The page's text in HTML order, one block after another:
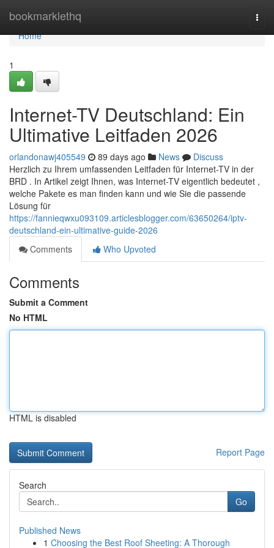
bookmarklethq
Home
Home
1
Internet-TV Deutschland: Ein
Ultimative Leitfaden 2026
orlandonawj405549 89 days ago News
Discuss
Herzlich zu Ihrem umfassenden Leitfaden für Internet-TV in der
BRD . In Artikel zeigt Ihnen, was Internet-TV eigentlich bedeutet ,
welche Pakete es man finden kann und wie Sie die passende
Lösung für
https://fannieqwxu093109.articlesblogger.com/63650264/iptv-
deutschland-ein-ultimative-guide-2026
Comments
Who Upvoted
Comments
Submit a Comment
No HTML
HTML is disabled
Report Page
Search
Go
Published News
1 Choosing the Best Roof Sheeting: A Thorough